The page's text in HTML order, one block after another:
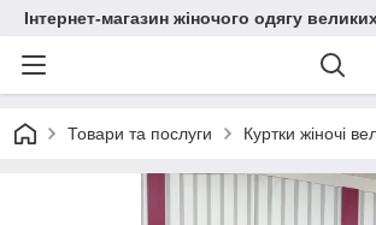
Інтернет-магазин жіночого одягу
Товари та послуги Куртки жіночі